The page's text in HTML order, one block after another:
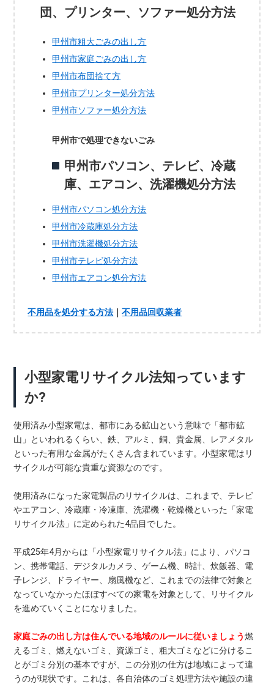
団、プリンター、ソファー処分方法
甲州市粗大ごみの出し方
甲州市家庭ごみの出し方
甲州市布団捨て方
甲州市プリンター処分方法
甲州市ソファー処分方法
甲州市で処理できないごみ
甲州市パソコン、テレビ、冷蔵
庫、エアコン、洗濯機処分方法
甲州市パソコン処分方法
甲州市冷蔵庫処分方法
甲州市洗濯機処分方法
甲州市テレビ処分方法
甲州市エアコン処分方法
不用品を処分する方法 ｜不用品回収業者
小型家電リサイクル法知っています
か?
使用済み小型家電は、都市にある鉱山という意味で「都市鉱
山」といわれるくらい、鉄、アルミ、銅、貴金属、レアメタル
といった有用な金属がたくさん含まれています。小型家電はリ
サイクルが可能な貴重な資源なのです。
使用済みになった家電製品のリサイクルは、これまで、テレビ
やエアコン、冷蔵庫・冷凍庫、洗濯機・乾燥機といった「家電
リサイクル法」に定められた4品目でした。
平成25年4月からは「小型家電リサイクル法」により、パソコ
ン、携帯電話、デジタルカメラ、ゲーム機、時計、炊飯器、電
子レンジ、ドライヤー、扇風機など、これまでの法律で対象と
なっていなかったほぼすべての家電を対象として、リサイクル
を進めていくことになりました。
家庭ごみの出し方は住んでいる地域のルールに従いましょう燃
えるゴミ、燃えないゴミ、資源ゴミ、粗大ゴミなどに分けるこ
とがゴミ分別の基本ですが、この分別の仕方は地域によって違
うのが現状です。これは、各自治体のゴミ処理方法や施設の違